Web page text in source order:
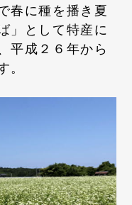
春に種を播き夏
」として特産に
平成２６年から
。